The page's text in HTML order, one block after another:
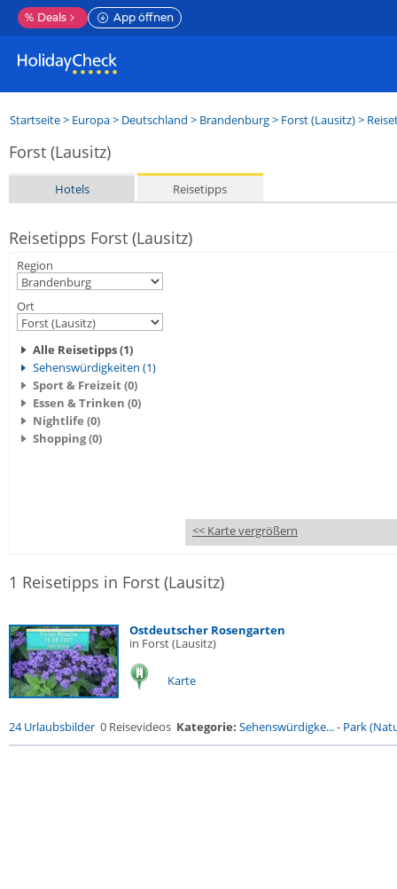
% Deals App öffnen
Startseite> Europa> Deutschland > Brandenburg> Forst (Lausitz)>
Forst (Lausitz)
Hotels Reisetipps
Reisetipps Forst (Lausitz)
Region
Ort
Alle Reisetipps (1)
Sehenswürdigkeiten (1)
Sport & Freizeit (0)
Essen & Trinken (0)
Nightlife (0)
Shopping (0)
<< Karte vergrößern
1 Reisetipps in Forst (Lausitz)
Ostdeutscher Rosengarten
in Forst (Lausitz)
Karte
24 Urlaubsbilder 0 Reisevideos Kategorie: Sehenswürdigke...- Park